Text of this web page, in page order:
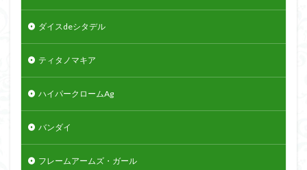
ダイスdeシタデル
ティタノマキア
ハイパークロームAg
バンダイ
フレームアームズ・ガール